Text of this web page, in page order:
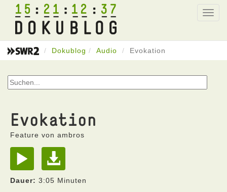
15 21 12 37
Dokublog Audio Evokation
Evokation
Feature von ambros
Dauer: 3:05 Minuten